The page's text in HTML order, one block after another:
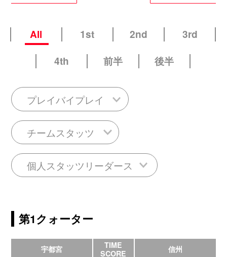
All 1st 2nd
3rd
4th
前半 後半
プレイバイプレイ
チームスタッツ
個人スタッツリーダース
第1クォーター
宇都宮
TIME
SCORE
信州